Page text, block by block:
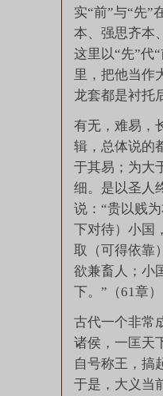
实“前”与“先”
本、强思齐本
这里以“先”代
里，把他当作
龙套都是衬托
有无，难易，
辑，总体说的
于其易；为大
细。是以圣人
说：“贵以贱
下对待）小国
取（可得依靠
欲兼畜人；小
下。”（61章
古代一个非常
诸侯，一匡天
自号称王，搞
于是，大义当